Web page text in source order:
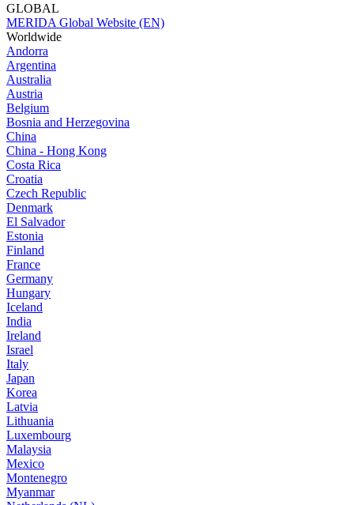
GLOBAL
MERIDA Global Website (EN)
Worldwide
Andorra
Argentina
Australia
Austria
Belgium
Bosnia and Herzegovina
China
China - Hong Kong
Costa Rica
Croatia
Czech Republic
Denmark
El Salvador
Estonia
Finland
France
Germany
Hungary
Iceland
India
Ireland
Israel
Italy
Japan
Korea
Latvia
Lithuania
Luxembourg
Malaysia
Mexico
Montenegro
Myanmar